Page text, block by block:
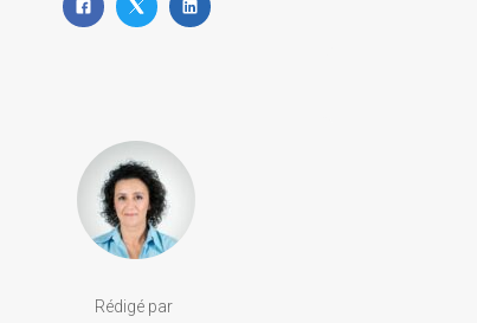
Rédigé par